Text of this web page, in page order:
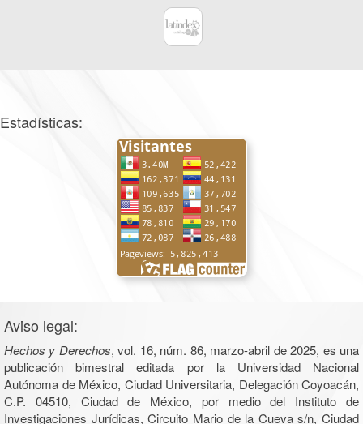
Estadísticas:
Aviso legal:
Hechos y Derechos, vol. 16, núm. 86, marzo-abril de 2025, es una
publicación bimestral editada por la Universidad Nacional
Autónoma de México, Ciudad Universitaria, Delegación Coyoacán,
C.P. 04510, Ciudad de México, por medio del Instituto de
Investigaciones Jurídicas, Circuito Mario de la Cueva s/n, Ciudad